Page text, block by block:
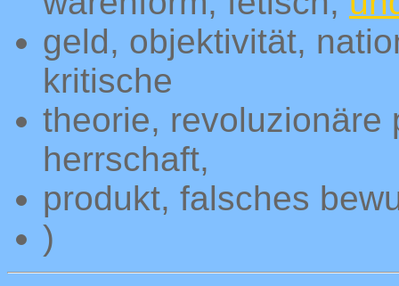
geld, objektivität,
kritische
theorie, revoluzionäre
herrschaft,
produkt, falsches
)